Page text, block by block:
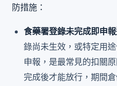
防措施：
食藥署登錄未完成即申
錄尚未生效，或特定用
申報，是最常見的扣關
完成後才能放行，期間